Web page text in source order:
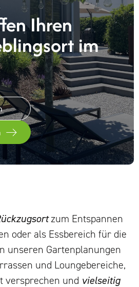
Ihren
im
zum Entspannen
oder als Essbereich für die
unseren Gartenplanungen
und Loungebereiche,
versprechen und vielseitig